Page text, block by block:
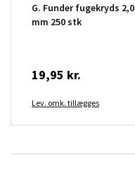
G. Funder fugekryds 2,0
mm 250 stk
19,95 kr.
Lev. omk. tillægges